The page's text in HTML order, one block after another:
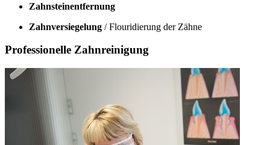
Zahnsteinentfernung
Zahnversiegelung / Flouridierung der Zähne
Professionelle Zahnreinigung